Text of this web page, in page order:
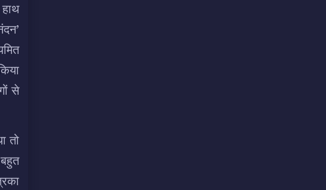
से
तो